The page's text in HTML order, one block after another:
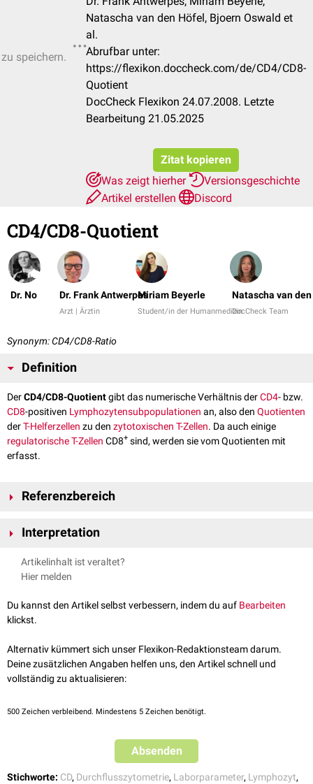
speichern.
Natascha van den Höfel, Bjoern Oswald et
al.
Abrufbar unter:
https://flexikon.doccheck.com/de/CD4/CD8-
Quotient
DocCheck Flexikon 24.07.2008. Letzte
Bearbeitung 21.05.2025
Zitat kopieren
Was zeigt hierher
Versionsgeschichte
Artikel erstellen
Discord
CD4/CD8-Quotient
Dr. No Dr. Frank Antwerpes
Arzt | Ärztin
Miriam Beyerle
Student/in der Humanmedizin
Natascha van
DocCheck Team
Synonym: CD4/CD8-Ratio
Definition
DerCD4/CD8-Quotientgibt das numerische Verhältnis derCD4- bzw.
CD8-positiven Lymphozytensubpopulationen an, also den Quotienten
derT-Helferzellen zu den zytotoxischen T-Zellen. Da auch einige
regulatorische T-Zellen CD8+ sind, werden sie vom Quotienten mit
erfasst.
Referenzbereich
LavagemittelsDurchflusszytometrie
Hinweis: Der Referenzbereich ist
durchführenden Labor angegebenen Referenzbereiche
ausschlaggebend.
Interpretation
Erhöhter CD4/CD8-Quotient
Sarkoidose(>5)
Morbus Crohn
Sézary-Syndrom
Erniedrigter CD4/CD8-Quotient
Exogene allergische Alveolitis
Kryptogene organisierende Pneumonie
Artikelinhalt ist veraltet?
Hier melden
Du kannst den Artikel selbst verbessern, indem du auf Bearbeiten
klickst.
Alternativ kümmert sich unser Flexikon-Redaktionsteam darum.
Deine zusätzlichen Angaben helfen uns, den Artikel schnell und
vollständig zu aktualisieren:
500 Zeichen verbleibend. Mindestens 5 Zeichen benötigt.
Absenden
Stichworte: CD, Durchflusszytometrie, Laborparameter, Lymphozyt,